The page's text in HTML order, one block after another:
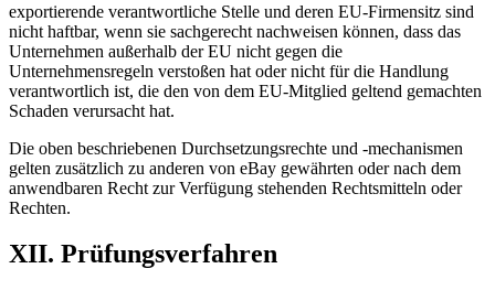
exportierende verantwortliche Stelle und deren EU-Firmensitz sind
nicht haftbar, wenn sie sachgerecht nachweisen können, dass das
Unternehmen außerhalb der EU nicht gegen die
Unternehmensregeln verstoßen hat oder nicht für die Handlung
verantwortlich ist, die den von dem EU-Mitglied geltend gemachten
Schaden verursacht hat.
Die oben beschriebenen Durchsetzungsrechte und -mechanismen
gelten zusätzlich zu anderen von eBay gewährten oder nach dem
anwendbaren Recht zur Verfügung stehenden Rechtsmitteln oder
Rechten.
XII. Prüfungsverfahren